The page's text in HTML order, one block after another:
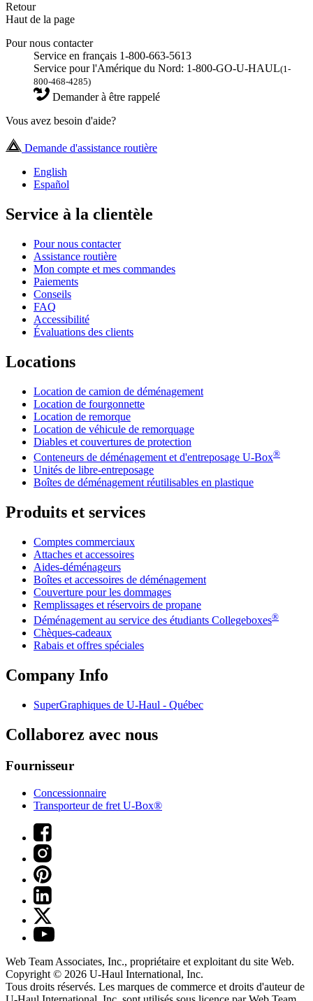
Retour
Haut de la page
Pour nous contacter
Service en français 1-800-663-5613
Service pour l'Amérique du Nord: 1-800-GO-U-HAUL(1-
800-468-4285)
Demander à être rappelé
Vous avez besoin d'aide?
Demande d'assistance routière
English
Español
Service à la clientèle
Pour nous contacter
Assistance routière
Mon compte et mes commandes
Paiements
Conseils
FAQ
Accessibilité
Évaluations des clients
Locations
Location de camion de déménagement
Location de fourgonnette
Location de remorque
Location de véhicule de remorquage
Diables et couvertures de protection
Conteneurs de déménagement et d'entreposage U-Box®
Unités de libre-entreposage
Boîtes de déménagement réutilisables en plastique
Produits et services
Comptes commerciaux
Attaches et accessoires
Aides-déménageurs
Boîtes et accessoires de déménagement
Couverture pour les dommages
Remplissages et réservoirs de propane
Déménagement au service des étudiants Collegeboxes®
Chèques-cadeaux
Rabais et offres spéciales
Company Info
SuperGraphiques de U-Haul - Québec
Collaborez avec nous
Fournisseur
Concessionnaire
Transporteur de fret U-Box®
Web Team Associates, Inc., propriétaire et exploitant du site Web.
Copyright © 2026 U-Haul International, Inc.
Tous droits réservés. Les marques de commerce et droits d'auteur de